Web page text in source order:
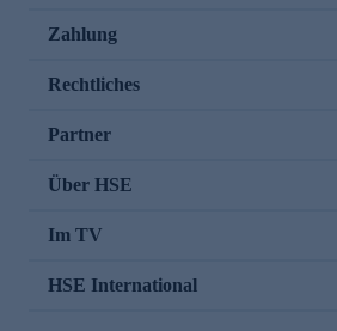
Zahlung
Rechtliches
Partner
Über HSE
Im TV
HSE International